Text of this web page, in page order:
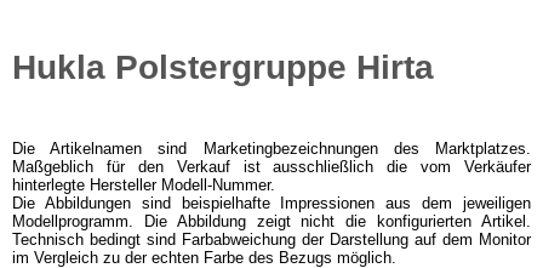
Hukla Polstergruppe Hirta
Die Artikelnamen sind Marketingbezeichnungen des Marktplatzes.
Maßgeblich für den Verkauf ist ausschließlich die vom Verkäufer
hinterlegte Hersteller Modell-Nummer.
Die Abbildungen sind beispielhafte Impressionen aus dem jeweiligen
Modellprogramm. Die Abbildung zeigt nicht die konfigurierten Artikel.
Technisch bedingt sind Farbabweichung der Darstellung auf dem Monitor
im Vergleich zu der echten Farbe des Bezugs möglich.